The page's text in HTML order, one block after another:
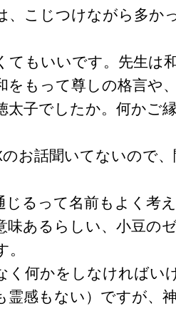
、こじつけながら多か
てもいいです。先生は
をもって尊しの格言や
太子でしたか。何かご
のお話聞いてないので
じるって名前もよく考
味あるらしい、小豆の
く何かをしなければい
霊感もない）ですが、